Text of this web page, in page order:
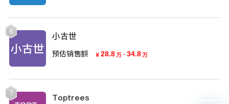
6 小古世
预估销售额 ￥ 28.8万 - 34.8万
7 Toptrees